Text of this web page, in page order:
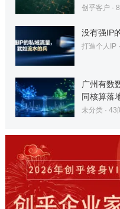
创乎客户 ·
没有强IP
打造个人IP·
广州有数
同核算落
未分类· 43